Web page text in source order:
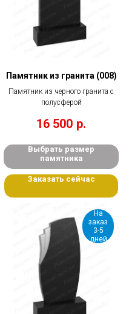
Памятник из гранита (008)
Памятник из черного гранита с
полусферой
16 500 р.
Выбрать размер
памятника
Заказать сейчас
На
заказ
3-5
дней